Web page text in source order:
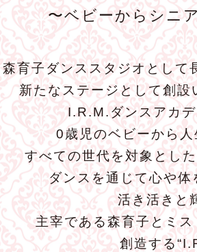
〜ベビーからシニ
森育子ダンススタジオとして
新たなステージとして創
I.R.M.ダンスアカ
0歳児のベビーから
すべての世代を対象とし
ダンスを通じて心や
活き活きと
主宰である森育子とミ
創造する